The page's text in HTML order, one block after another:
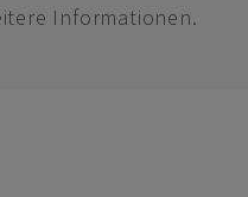
Informationen.